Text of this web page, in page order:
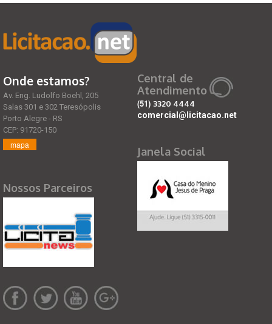
Onde estamos?
Av. Eng. Ludolfo Boehl, 205
Salas 301 e 302 Teresópolis
Porto Alegre - RS
CEP: 91720-150
mapa
Nossos Parceiros
Central de
Atendimento
(51) 3320 4444
comercial@licitacao.net
Janela Social